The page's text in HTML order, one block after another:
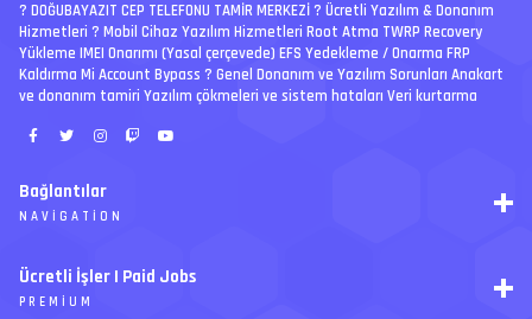
? DOĞUBAYAZIT CEP TELEFONU TAMİR MERKEZİ ?️ Ücretli Yazılım & Donanım
Hizmetleri ? Mobil Cihaz Yazılım Hizmetleri Root Atma TWRP Recovery
Yükleme IMEI Onarımı (Yasal çerçevede) EFS Yedekleme / Onarma FRP
Kaldırma Mi Account Bypass ? Genel Donanım ve Yazılım Sorunları Anakart
ve donanım tamiri Yazılım çökmeleri ve sistem hataları Veri kurtarma
Bağlantılar
NAVIGATION
Arşiv
Ajanda
Ücretli İşler | Paid Jobs
PREMIUM